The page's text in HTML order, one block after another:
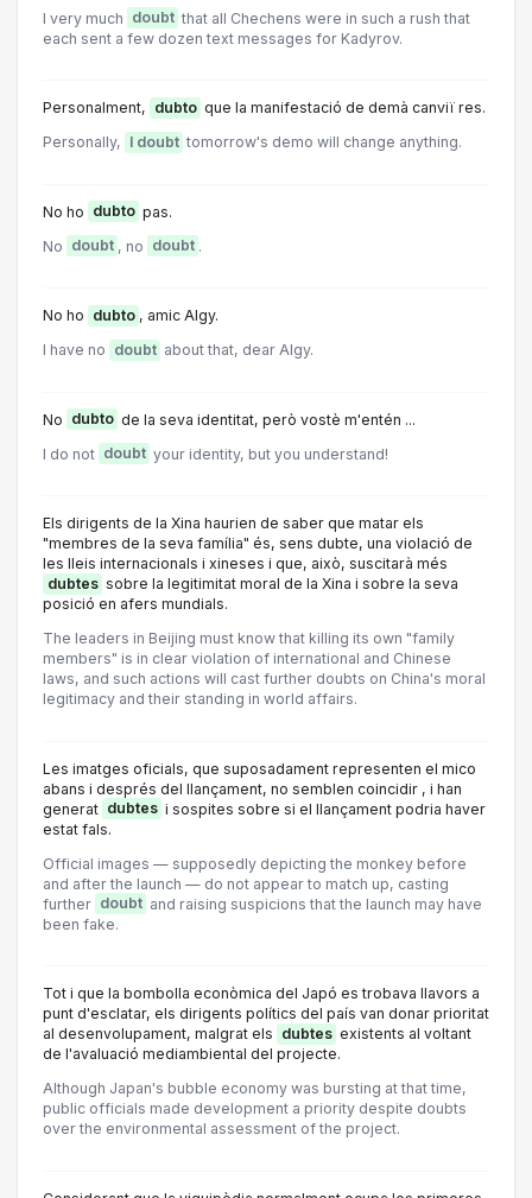
I very much doubt that all Chechens were in such a rush that
each sent a few dozen text messages for Kadyrov.
Personalment, dubto que la manifestació de demà canviï res.
Personally, I doubt tomorrow's demo will change anything.
No ho dubto pas.
No doubt , no doubt .
No ho dubto , amic Algy.
I have no doubt about that, dear Algy.
No dubto de la seva identitat, però vostè m'entén ...
I do not doubt your identity, but you understand!
Els dirigents de la Xina haurien de saber que matar els
"membres de la seva família" és, sens dubte, una violació de
les lleis internacionals i xineses i que, això, suscitarà més
dubtes sobre la legitimitat moral de la Xina i sobre la seva
posició en afers mundials.
The leaders in Beijing must know that killing its own "family
members" is in clear violation of international and Chinese
laws, and such actions will cast further doubts on China's moral
legitimacy and their standing in world affairs.
Les imatges oficials, que suposadament representen el mico
abans i després del llançament, no semblen coincidir , i han
generat dubtes i sospites sobre si el llançament podria haver
estat fals.
Official images — supposedly depicting the monkey before
and after the launch — do not appear to match up, casting
further doubt and raising suspicions that the launch may have
been fake.
Tot i que la bombolla econòmica del Japó es trobava llavors a
punt d'esclatar, els dirigents polítics del país van donar prioritat
al desenvolupament, malgrat els dubtes existents al voltant
de l'avaluació mediambiental del projecte.
Although Japan's bubble economy was bursting at that time,
public officials made development a priority despite doubts
over the environmental assessment of the project.